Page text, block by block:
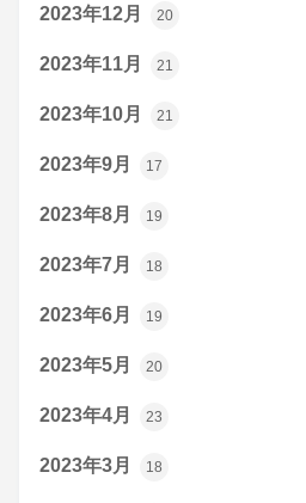
2023年12月 20
2023年11月 21
2023年10月 21
2023年9月 17
2023年8月 19
2023年7月 18
2023年6月 19
2023年5月 20
2023年4月 23
2023年3月 18